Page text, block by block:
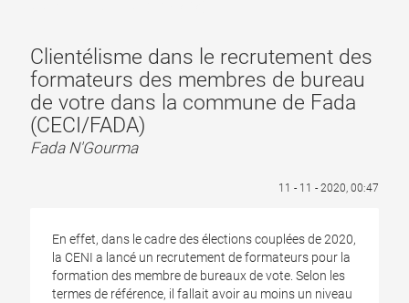
Clientélisme dans le recrutement des
formateurs des membres de bureau
de votre dans la commune de Fada
(CECI/FADA)
Fada N'Gourma
11 - 11 - 2020, 00:47
En effet, dans le cadre des élections couplées de 2020,
la CENI a lancé un recrutement de formateurs pour la
formation des membre de bureaux de vote. Selon les
termes de référence, il fallait avoir au moins un niveau